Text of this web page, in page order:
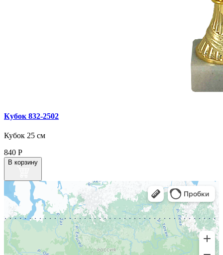
Кубок 832‑2502
Кубок 25 см
840 Р
В корзину